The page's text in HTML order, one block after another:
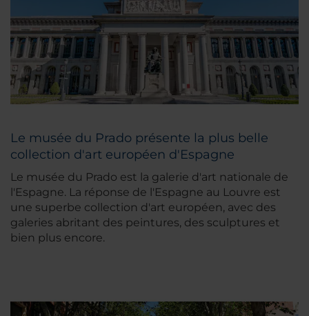
Le musée du Prado présente la plus belle
collection d'art européen d'Espagne
Le musée du Prado est la galerie d'art nationale de
l'Espagne. La réponse de l'Espagne au Louvre est
une superbe collection d'art européen, avec des
galeries abritant des peintures, des sculptures et
bien plus encore.